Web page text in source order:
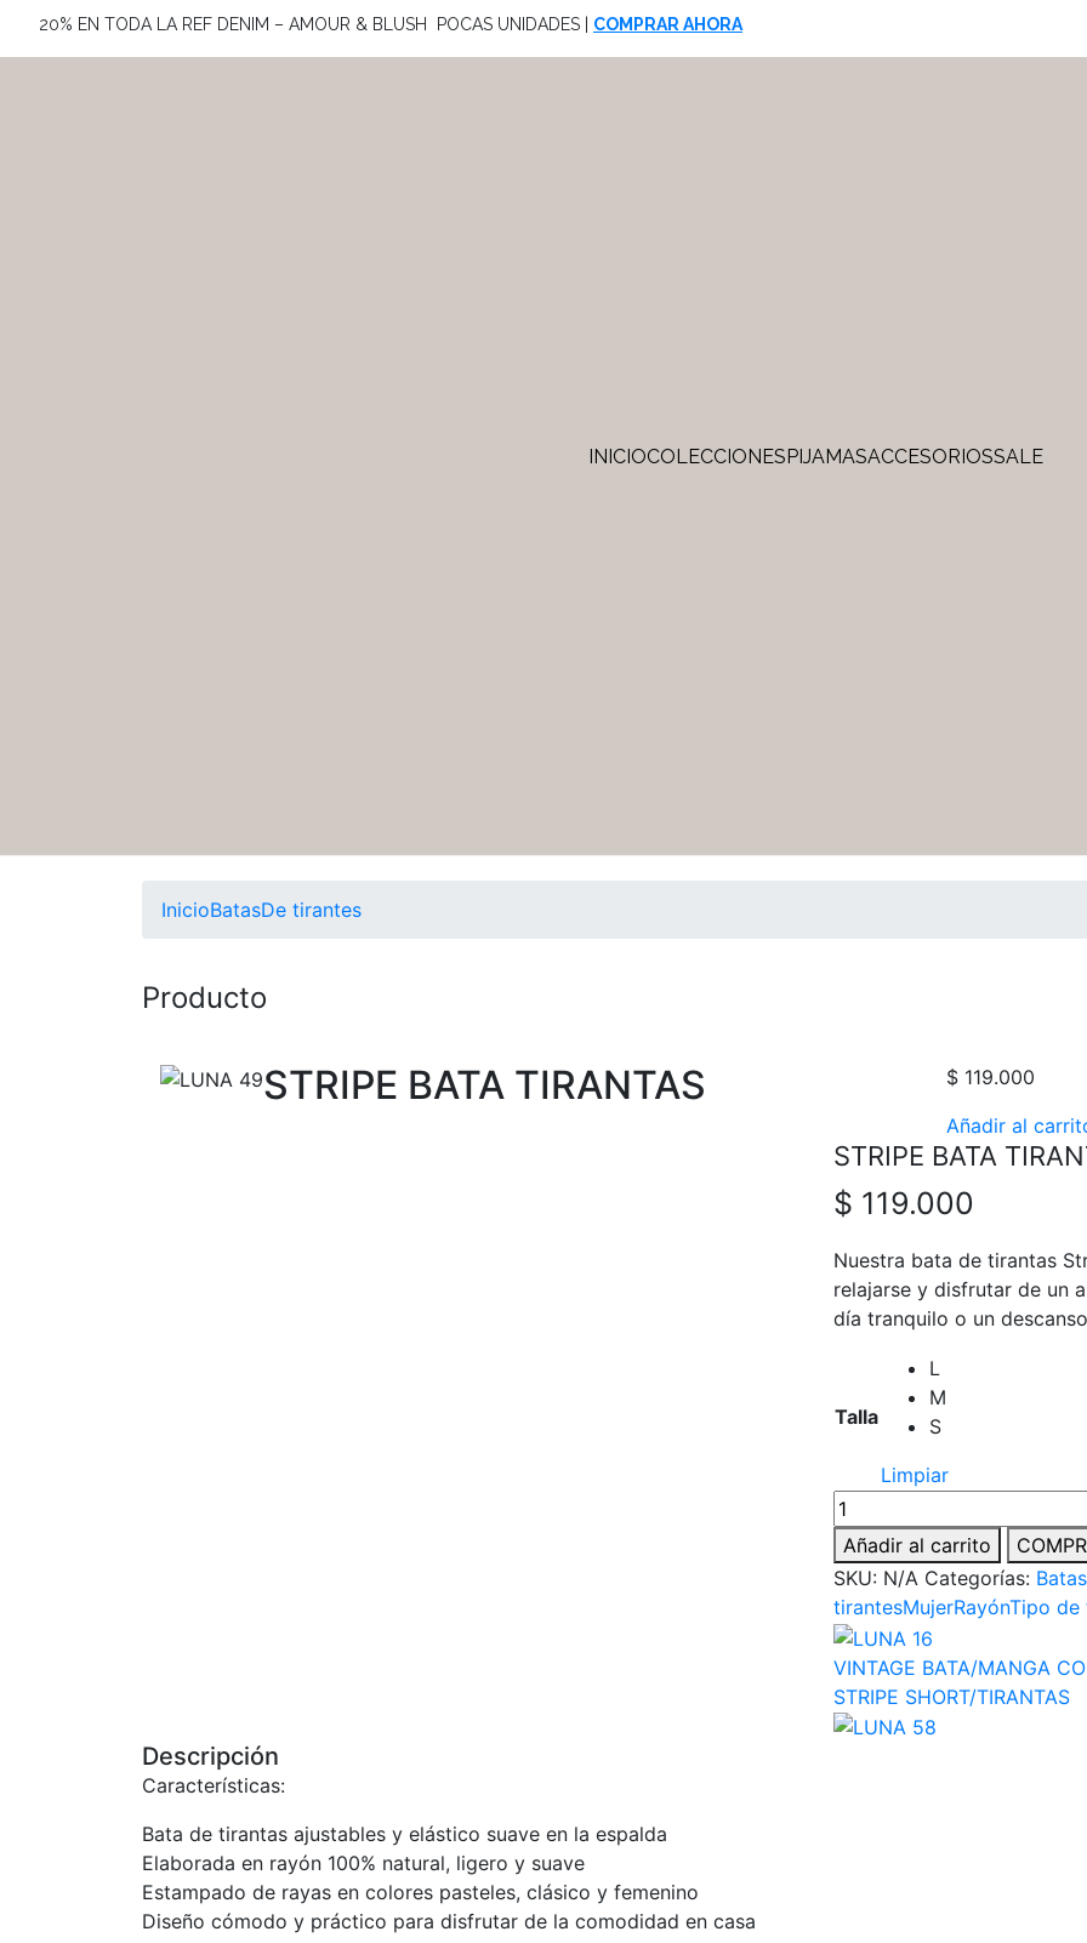
20% EN TODA LA REF DENIM – AMOUR & BLUSH POCAS UNIDADES | COMPRAR AHORA
INICIOCOLECCIONESPIJAMASACCESORIOSSALE
InicioBatasDe tirantes
Producto
STRIPE BATA TIRANTAS $119.000
Añadir al
STRIPE BATA
$ 119.000
Nuestra bata de tirantas
relajarse y disfrutar de un
día tranquilo o un
Talla
L
M
S
Limpiar
Añadir al carrito
SKU: N/A Categorías: Batas
tirantesMujerRayónTipo de
VINTAGE BATA/MANGA
STRIPE SHORT/TIRANTAS
Descripción
Características:
Bata de tirantas ajustables y elástico suave en la espalda
Elaborada en rayón 100% natural, ligero y suave
Estampado de rayas en colores pasteles, clásico y femenino
Diseño cómodo y práctico para disfrutar de la comodidad en casa